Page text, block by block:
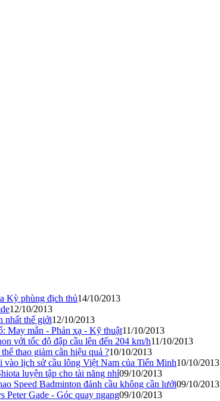
Kỳ phùng địch thủ14/10/2013
12/10/2013
nhất thế giới12/10/2013
May mắn - Phản xạ - Kỹ thuật11/10/2013
với tốc độ đập cầu lên đến 204 km/h11/10/2013
thao giảm cân hiệu quả ?10/10/2013
vào lịch sử cầu lông Việt Nam của Tiến Minh10/10/2013
luyện tập cho tài năng nhí09/10/2013
Speed Badminton đánh cầu không cần lưới09/10/2013
Peter Gade - Góc quay ngang09/10/2013